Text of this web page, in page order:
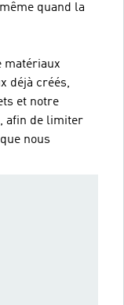
quand la
matériaux
déjà créés,
et notre
afin de limiter
nous